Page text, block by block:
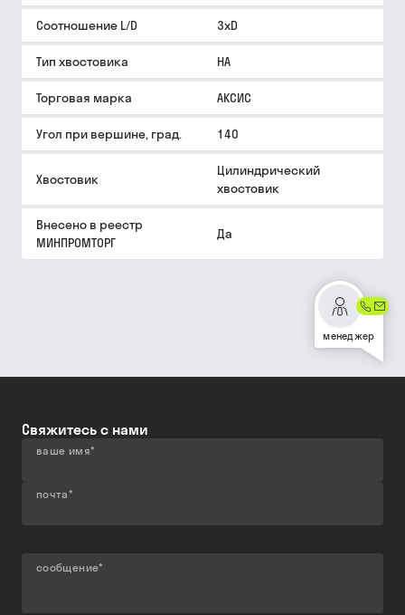
Соотношение L/D 3xD
Тип хвостовика HA
Торговая марка АКСИС
Угол при вершине, град. 140
Хвостовик
Цилиндрический
хвостовик
Внесено в реестр
МИНПРОМТОРГ
Да
менеджер
Свяжитесь с нами
ваше имя*
почта*
сообщение*